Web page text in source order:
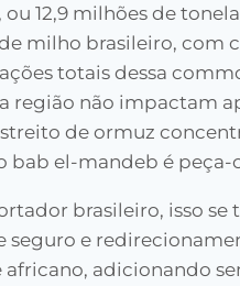
12,9 milhões de
milho brasileiro, com
totais dessa
região não impactam
de ormuz
bab el-mandeb é peça-
brasileiro, isso
seguro e
adicionando